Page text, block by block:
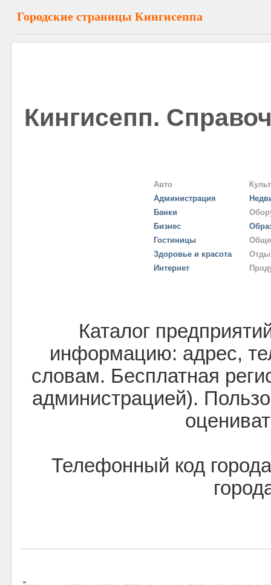
Городские страницы Кингисеппа
Кингисепп.
Авто
Администрация
Банки
Бизнес
Гостиницы
Здоровье и красота
Интернет
Каталог
информацию: адрес,
словам. Бесплатная
администрацией).
Телефонный код